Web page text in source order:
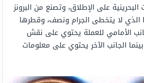
على الإطلاق، وتصنع من البرونز
الذي لا يتخطى الجرام ونصف، وقطرها
والجانب الأمامي للعملة يحتوي على نقش
الجانب الآخر يحتوي على معلومات